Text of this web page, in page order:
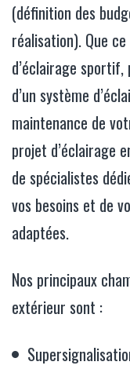
(définition des
réalisation). Que
d’éclairage
d’un système
maintenance de
projet d’éclairage
de spécialistes
vos besoins et de
adaptées.
Nos principaux
extérieur sont :